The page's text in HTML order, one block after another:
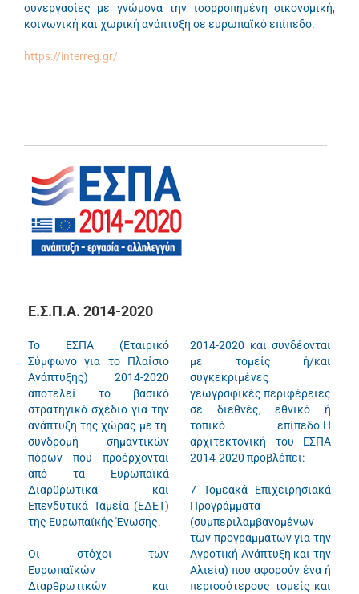
συνεργασίες με γνώμονα την ισορροπημένη οικονομική,
κοινωνική και χωρική ανάπτυξη σε ευρωπαϊκό επίπεδο.
https://interreg.gr/
Ε.Σ.Π.Α. 2014-2020
Το ΕΣΠΑ (Εταιρικό
Σύμφωνο για το Πλαίσιο
Ανάπτυξης) 2014-2020
αποτελεί το βασικό
στρατηγικό σχέδιο για την
ανάπτυξη της χώρας με τη
συνδρομή σημαντικών
πόρων που προέρχονται
από τα Ευρωπαϊκά
Διαρθρωτικά και
Επενδυτικά Ταμεία (ΕΔΕΤ)
της Ευρωπαϊκής Ένωσης.
Οι στόχοι των
Ευρωπαϊκών
Διαρθρωτικών και
2014-2020 και συνδέονται
με τομείς ή/και
συγκεκριμένες
γεωγραφικές περιφέρειες
σε διεθνές, εθνικό ή
τοπικό επίπεδο.Η
αρχιτεκτονική του ΕΣΠΑ
2014-2020 προβλέπει:
7 Τομεακά Επιχειρησιακά
Προγράμματα
(συμπεριλαμβανομένων
των προγραμμάτων για την
Αγροτική Ανάπτυξη και την
Αλιεία) που αφορούν ένα ή
περισσότερους τομείς και